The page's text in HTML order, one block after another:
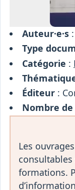
Auteur·e·s:
Type
Catégorie :
Éditeur:
Nombre de
Les
formations.